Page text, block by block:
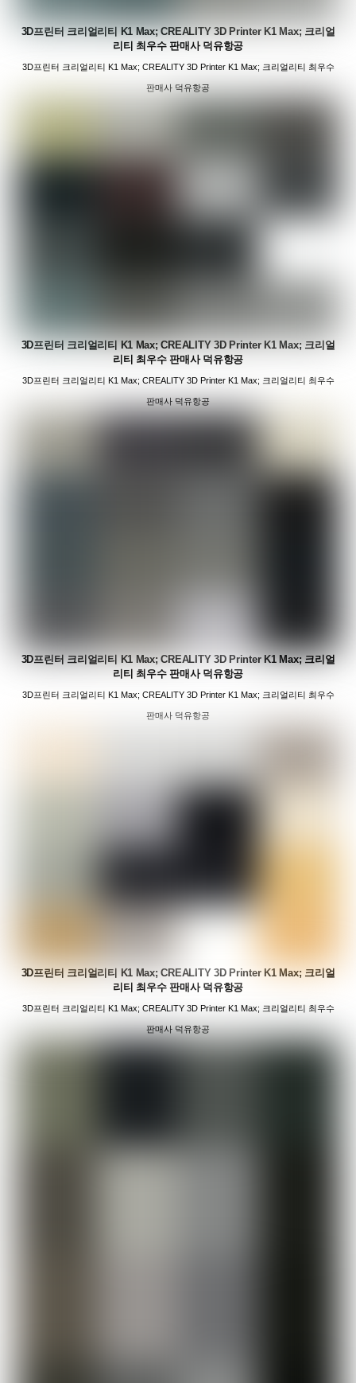
3D프린터 크리얼리티 K1 Max; CREALITY 3D Printer K1 Max; 크리얼
리티 최우수 판매사 덕유항공
3D프린터 크리얼리티 K1 Max; CREALITY 3D Printer K1 Max; 크리얼리티 최우수
판매사 덕유항공
3D프린터 크리얼리티 K1 Max; CREALITY 3D Printer K1 Max; 크리얼
리티 최우수 판매사 덕유항공
3D프린터 크리얼리티 K1 Max; CREALITY 3D Printer K1 Max; 크리얼리티 최우수
판매사 덕유항공
3D프린터 크리얼리티 K1 Max; CREALITY 3D Printer K1 Max; 크리얼
리티 최우수 판매사 덕유항공
3D프린터 크리얼리티 K1 Max; CREALITY 3D Printer K1 Max; 크리얼리티 최우수
판매사 덕유항공
3D프린터 크리얼리티 K1 Max; CREALITY 3D Printer K1 Max; 크리얼
리티 최우수 판매사 덕유항공
3D프린터 크리얼리티 K1 Max; CREALITY 3D Printer K1 Max; 크리얼리티 최우수
판매사 덕유항공